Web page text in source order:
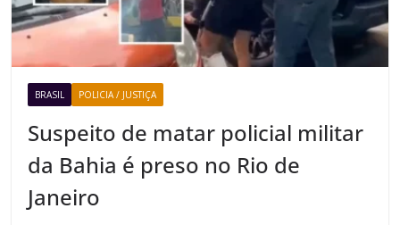
BRASIL POLICIA / JUSTIÇA
Suspeito de matar policial militar
da Bahia é preso no Rio de
Janeiro